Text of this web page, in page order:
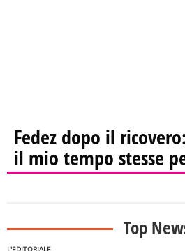
Fedez dopo il
il mio tempo stesse
Top